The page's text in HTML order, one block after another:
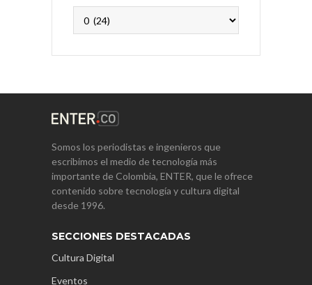
Somos los periodistas e ingenieros que
escribimos el medio de tecnología más
importante de Colombia, ENTER, que le ofrece
contenido sobre tecnología y cultura digital
desde 1996.
SECCIONES DESTACADAS
Cultura Digital
Eventos